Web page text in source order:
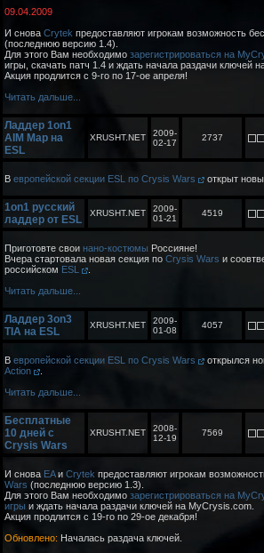
09.04.2009
И снова Crytek предоставляют игрокам возможность
(последнюю версию 1.4).
Для этого Вам необходимо зарегистрироваться на
игры, скачать патч 1.4 и ждать начала раздачи ключей
Акция продлится с 9-го по 17-ое апреля!
Читать дальше...
Ладдер 1on1
AIM Map на
ESL
XRUSHT.NET
2009-
02-17
2737
В европейской секции ESL по Crysis Wars открыт
1on1 русский
ладдер от ESL
XRUSHT.NET
2009-
01-21
4519
Приготовте свои нано-костюмы Россияне!
Вчера стартовала новая секция по Crysis Wars и
российском ESL
Читать дальше...
Ладдер 3on3
TIA на ESL
XRUSHT.NET
2009-
01-08
4057
В европейской секции ESL по Crysis Wars открылся
Action
Читать дальше...
Бесплатные
10 дней с
Crysis Wars
XRUSHT.NET
2008-
12-19
7569
И снова EAи Crytek предоставляют игрокам
Wars (последнюю версию 1.3).
Для этого Вам необходимо зарегистрироваться на
игры и ждать начала раздачи ключей на MyCrysis.com.
Акция продлится с 19-го по 29-ое декабря!
Обновлено: Началась раздача ключей.